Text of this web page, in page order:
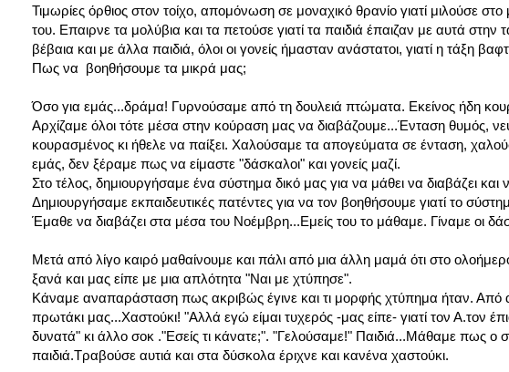
Τιμωρίες όρθιος στον τοίχο, απομόνωση σε μοναχικό θρανίο γιατί μιλούσε
του. Επαιρνε τα μολύβια και τα πετούσε γιατί τα παιδιά έπαιζαν με αυτά
βέβαια και με άλλα παιδιά, όλοι οι γονείς ήμασταν ανάστατοι, γιατί η τάξη
Πως να βοηθήσουμε τα μικρά μας;
Όσο για εμάς...δράμα! Γυρνούσαμε από τη δουλειά πτώματα. Εκείνος ήδη
Αρχίζαμε όλοι τότε μέσα στην κούραση μας να διαβάζουμε...Ένταση θυμός,
κουρασμένος κι ήθελε να παίξει. Χαλούσαμε τα απογεύματα σε ένταση,
εμάς, δεν ξέραμε πως να είμαστε "δάσκαλοι" και γονείς μαζί.
Στο τέλος, δημιουργήσαμε ένα σύστημα δικό μας για να μάθει να διαβάζει και
Δημιουργήσαμε εκπαιδευτικές πατέντες για να τον βοηθήσουμε γιατί το
Έμαθε να διαβάζει στα μέσα του Νοέμβρη...Εμείς του το μάθαμε. Γίναμε οι
Μετά από λίγο καιρό μαθαίνουμε και πάλι από μια άλλη μαμά ότι στο
ξανά και μας είπε με μια απλότητα "Ναι με χτύπησε".
Κάναμε αναπαράσταση πως ακριβώς έγινε και τι μορφής χτύπημα ήταν.
πρωτάκι μας...Χαστούκι! "Αλλά εγώ είμαι τυχερός -μας είπε- γιατί τον Α.τον
δυνατά" κι άλλο σοκ ."Εσείς τι κάνατε;". "Γελούσαμε!" Παιδιά...Μάθαμε πως ο
παιδιά.Τραβούσε αυτιά και στα δύσκολα έριχνε και κανένα χαστούκι.